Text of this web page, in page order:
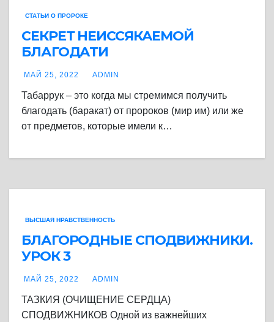
СТАТЬИ О ПРОРОКЕ
СЕКРЕТ НЕИССЯКАЕМОЙ
БЛАГОДАТИ
МАЙ 25, 2022 ADMIN
Табаррук – это когда мы стремимся получить
благодать (баракат) от пророков (мир им) или же
от предметов, которые имели к…
ВЫСШАЯ НРАВСТВЕННОСТЬ
БЛАГОРОДНЫЕ СПОДВИЖНИКИ.
УРОК 3
МАЙ 25, 2022 ADMIN
ТАЗКИЯ (ОЧИЩЕНИЕ СЕРДЦА)
СПОДВИЖНИКОВ Одной из важнейших